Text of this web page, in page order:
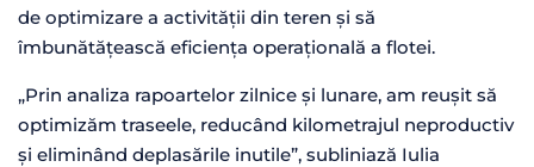
de optimizare a activității din teren și să
îmbunătățească eficiența operațională a flotei.
„Prin analiza rapoartelor zilnice și lunare, am reușit să
optimizăm traseele, reducând kilometrajul neproductiv
și eliminând deplasările inutile”, subliniază Iulia